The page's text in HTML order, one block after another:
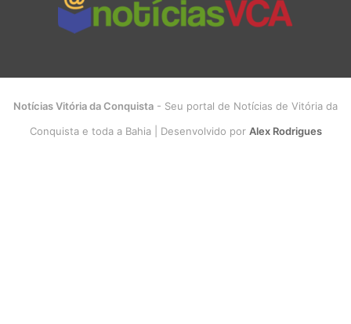
Notícias Vitória da Conquista - Seu portal de Notícias de Vitória da
Conquista e toda a Bahia | Desenvolvido por Alex Rodrigues